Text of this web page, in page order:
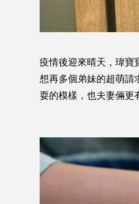
疫情後迎來晴天，瑋寶
想再多個弟妹的超萌請
耍的模樣，也夫妻倆更